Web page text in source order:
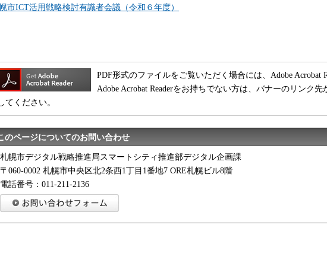
市ICT活用戦略検討有識者会議（令和６年度）
PDF形式のファイルをご覧いただく場合には、Adobe Acrobat
Adobe Acrobat Readerをお持ちでない方は、バナーのリンク
てください。
のページについてのお問い合わせ
札幌市デジタル戦略推進局スマートシティ推進部デジタル企画課
〒060-0002 札幌市中央区北2条西1丁目1番地7 ORE札幌ビル8階
電話番号：011-211-2136